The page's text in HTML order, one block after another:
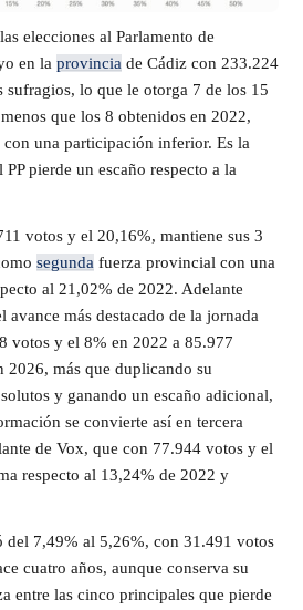
elecciones al Parlamento de
en la provincia de Cádiz con 233.224
lo que le otorga 7 de los 15
que los 8 obtenidos en 2022,
una participación inferior. Es la
pierde un escaño respecto a la
votos y el 20,16%, mantiene sus 3
segunda fuerza provincial con una
al 21,02% de 2022. Adelante
más destacado de la jornada
votos y el 8% en 2022 a 85.977
2026, más que duplicando su
y ganando un escaño adicional,
se convierte así en tercera
de Vox, que con 77.944 votos y el
respecto al 13,24% de 2022 y
del 7,49% al 5,26%, con 31.491 votos
cuatro años, aunque conserva su
entre las cinco principales que pierde